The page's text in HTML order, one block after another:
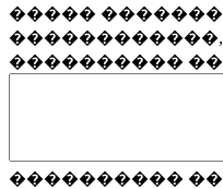
�����
����������
����������